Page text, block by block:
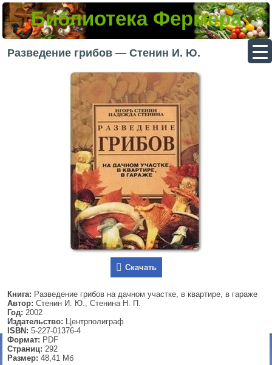
Библиотека Фермера
Разведение грибов — Стенин И. Ю.
Скачать
Книга: Разведение грибов на дачном участке, в квартире, в гараже
Автор: Стенин И. Ю., Стенина Н. П.
Год: 2002
Издательство: Центрполиграф
ISBN: 5-227-01376-4
Формат: PDF
Страниц: 292
Размер: 48,41 Мб
▼
▼